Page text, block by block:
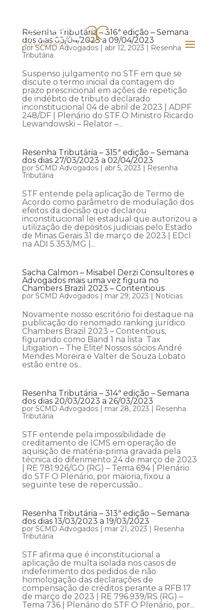
Resenha Tributária – 316ª edição – Semana
dos dias 03/04/2023 a 09/04/2023
porSCMD Advogados| abr 12, 2023 | Resenha
Tributária
Suspenso julgamento no STF em que se
discute o termo inicial da contagem do
prazo prescricional em ações de repetição
de indébito de tributo declarado
inconstitucional 04 de abril de 2023 | ADPF
248/DF | Plenário do STF O Ministro Ricardo
Lewandowski – Relator –...
Resenha Tributária – 315ª edição – Semana
dos dias 27/03/2023 a 02/04/2023
por SCMD Advogados| abr 5, 2023 | Resenha
Tributária
STF entende pela aplicação de Termo de
Acordo como parâmetro de modulação dos
efeitos da decisão que declarou
inconstitucional lei estadual que autorizou a
utilização de depósitos judiciais pelo Estado
de Minas Gerais 31 de março de 2023 | EDcl
na ADI 5.353/MG |...
Sacha Calmon – Misabel Derzi Consultores e
Advogados mais uma vez figura no
Chambers Brazil 2023 – Contentious
por SCMD Advogados| mar 29, 2023 | Notícias
Novamente nosso escritório foi destaque na
publicação do renomado ranking jurídico
Chambers Brazil 2023 – Contentious,
figurando como Band 1 na lista Tax
Litigation – The Elite! Nossos sócios André
Mendes Moreira e Valter de Souza Lobato
estão entre os...
Resenha Tributária – 314ª edição – Semana
dos dias 20/03/2023 a 26/03/2023
por SCMD Advogados| mar 28, 2023 | Resenha
Tributária
STF entende pela impossibilidade de
creditamento de ICMS em operação de
aquisição de matéria-prima gravada pela
técnica do diferimento 24 de março de 2023
| RE 781.926/GO (RG) – Tema 694 | Plenário
do STF O Plenário, por maioria, fixou a
seguinte tese de repercussão...
Resenha Tributária – 313ª edição – Semana
dos dias 13/03/2023 a 19/03/2023
por SCMD Advogados| mar 21, 2023 | Resenha
Tributária
STF afirma que é inconstitucional a
aplicação de multa isolada nos casos de
indeferimento dos pedidos de não
homologação das declarações de
compensação de créditos perante a RFB 17
de março de 2023 | RE 796.939/RS (RG) –
Tema 736 | Plenário do STF O Plenário, por...